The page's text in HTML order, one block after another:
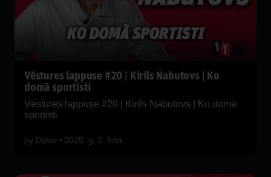
Vēstures lappuse #20 | Kirils Nabutovs | Ko
domā sportisti
Vēstures lappuse #20 | Kirils Nabutovs | Ko domā
sportisti
by Dāvis 2025. g. 5. febr.